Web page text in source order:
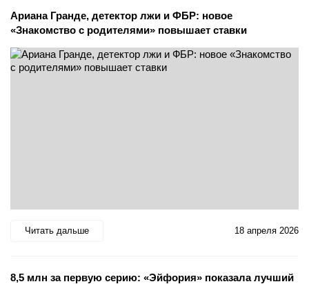
Ариана Гранде, детектор лжи и ФБР: новое
«Знакомство с родителями» повышает ставки
Читать дальше 18 апреля 2026
8,5 млн за первую серию: «Эйфория» показала лучший